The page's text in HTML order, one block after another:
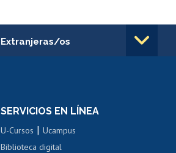
Extranjeras/os
Cursos de español
SERVICIOS EN LÍNEA
U-Cursos |Ucampus
Biblioteca digital